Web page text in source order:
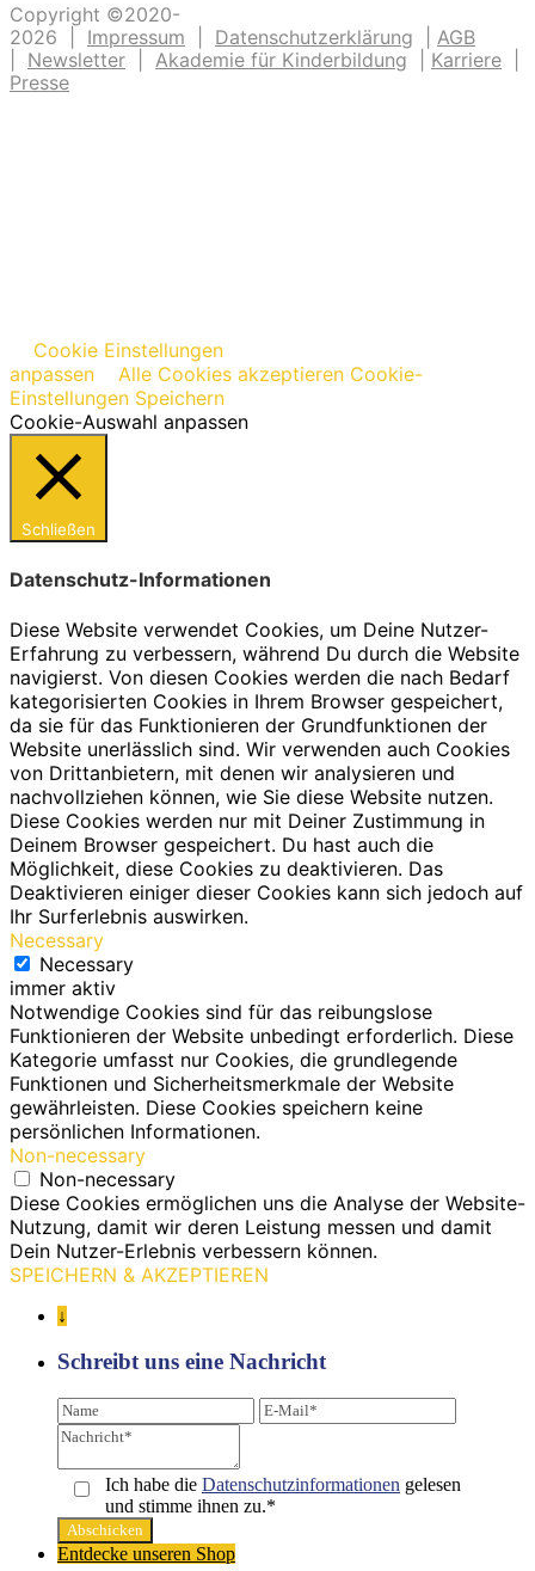
Copyright ©2020-
2026 | Impressum Datenschutzerklärung
AGB
Newsletter Akademie für Kinderbildung Karriere
Presse
Cookie Einstellungen
anpassen
Alle Cookies akzeptieren Cookie-
Einstellungen Speichern
Cookie-Auswahl anpassen
Schließen
Datenschutz-Informationen
Diese Website verwendet Cookies, um Deine Nutzer-
Erfahrung zu verbessern, während Du durch die Website
navigierst. Von diesen Cookies werden die nach Bedarf
kategorisierten Cookies in Ihrem Browser gespeichert,
da sie für das Funktionieren der Grundfunktionen der
Website unerlässlich sind. Wir verwenden auch Cookies
von Drittanbietern, mit denen wir analysieren und
nachvollziehen können, wie Sie diese Website nutzen.
Diese Cookies werden nur mit Deiner Zustimmung in
Deinem Browser gespeichert. Du hast auch die
Möglichkeit, diese Cookies zu deaktivieren. Das
Deaktivieren einiger dieser Cookies kann sich jedoch auf
Ihr Surferlebnis auswirken.
Necessary
Necessary
immer aktiv
Notwendige Cookies sind für das reibungslose
Funktionieren der Website unbedingt erforderlich. Diese
Kategorie umfasst nur Cookies, die grundlegende
Funktionen und Sicherheitsmerkmale der Website
gewährleisten. Diese Cookies speichern keine
persönlichen Informationen.
Non-necessary
Non-necessary
Diese Cookies ermöglichen uns die Analyse der Website-
Nutzung, damit wir deren Leistung messen und damit
Dein Nutzer-Erlebnis verbessern können.
SPEICHERN & AKZEPTIEREN
↓
Schreibt uns eine Nachricht
Ich habe die Datenschutz­informationen gelesen
und stimme ihnen zu.*
Entdecke unseren Shop